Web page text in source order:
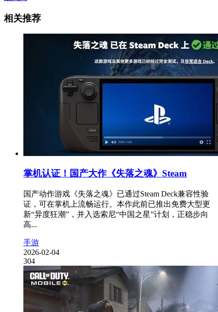
相关推荐
掌机认证！国产大作《失落之魂》Steam
国产动作游戏《失落之魂》已通过Steam Deck兼容性验
证，可在掌机上流畅运行。本作此前已推出免费大型更
新“异度狂潮”，并入选索尼“中国之星”计划，正稳步向
高...
手游
2026-02-04
304